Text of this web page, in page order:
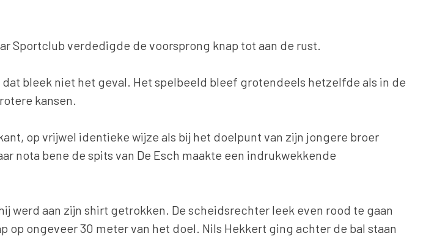
Sportclub verdedigde de voorsprong knap tot aan de rust.
bleek niet het geval. Het spelbeeld bleef grotendeels hetzelfde als in de
kansen.
op vrijwel identieke wijze als bij het doelpunt van zijn jongere broer
nota bene de spits van De Esch maakte een indrukwekkende
werd aan zijn shirt getrokken. De scheidsrechter leek even rood te gaan
ongeveer 30 meter van het doel. Nils Hekkert ging achter de bal staan